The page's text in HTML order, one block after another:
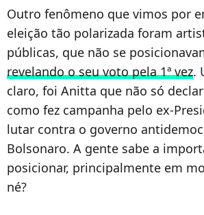
Outro fenômeno que vimos por
eleição tão polarizada foram
públicas, que não se
revelando o seu voto pela 1ª vez.
claro, foi Anitta que não só
como fez campanha pelo ex-
lutar contra o governo
Bolsonaro. A gente sabe a
posicionar, principalmente em
né?